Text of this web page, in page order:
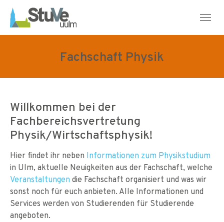
Skip to main navigation
Skip to main content
Skip to page footer
Fachschaft Physik
Willkommen bei der
Fachbereichsvertretung
Physik/Wirtschaftsphysik!
Hier findet ihr neben Informationen zum Physikstudium
in Ulm, aktuelle Neuigkeiten aus der Fachschaft, welche
Veranstaltungen die Fachschaft organisiert und was wir
sonst noch für euch anbieten. Alle Informationen und
Services werden von Studierenden für Studierende
angeboten.